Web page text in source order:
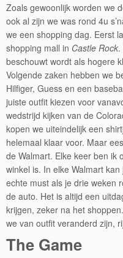
Zoals gewoonlijk worden we
ook al zijn we was rond 4u
we een shopping dag. Eerst
shopping mall in Castle Rock.
beschouwt wordt als hogere
Volgende zaken hebben we
Hilfiger, Guess en een
juiste outfit kiezen voor
wedstrijd kijken van de
kopen we uiteindelijk een
helemaal klaar voor. Maar
de Walmart. Elke keer ben ik
winkel is. In elke Walmart
echte must als je drie weken
de auto. Het is altijd een
krijgen, zeker na het
we van outfit veranderd zijn,
The Game